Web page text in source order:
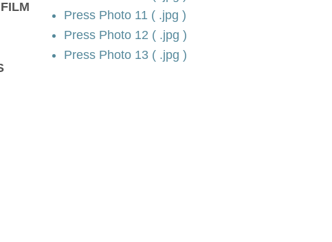
Press Photo 11 ( .jpg )
Press Photo 12 ( .jpg )
Press Photo 13 ( .jpg )